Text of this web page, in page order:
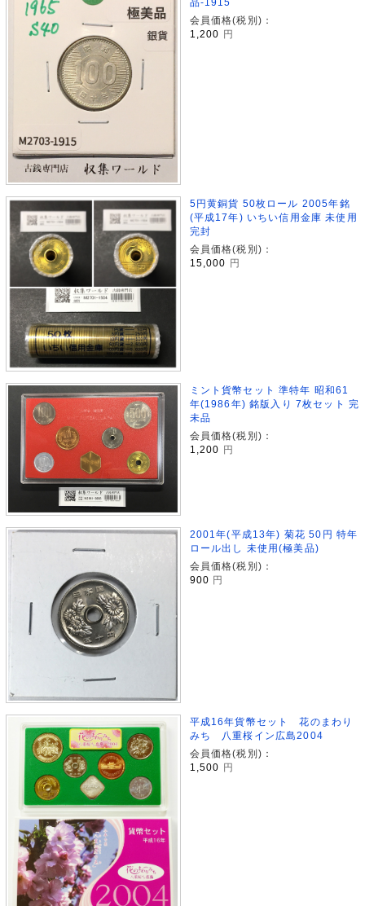
品-1915
会員価格(税別)：
1,200
円
5円黄銅貨 50枚ロール 2005年銘
(平成17年) いちい信用金庫 未使用
完封
会員価格(税別)：
15,000 円
ミント貨幣セット 準特年 昭和61
年(1986年) 銘版入り 7枚セット 完
未品
会員価格(税別)：
1,200 円
2001年(平成13年) 菊花 50円 特年
ロール出し 未使用(極美品)
会員価格(税別)：
900 円
平成16年貨幣セット 花のまわり
みち 八重桜イン広島2004
会員価格(税別)：
1,500 円